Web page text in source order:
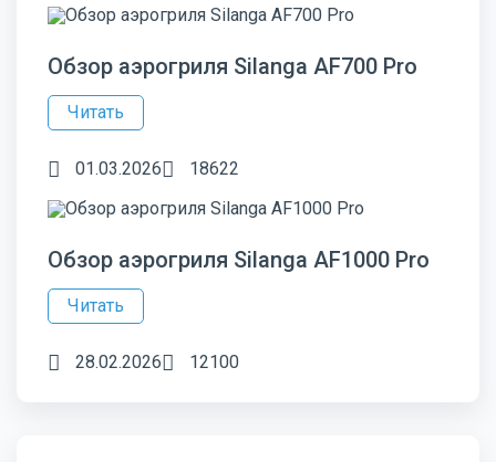
Обзор аэрогриля Silanga AF700 Pro
Читать
01.03.2026 18622
Обзор аэрогриля Silanga AF1000 Pro
Читать
28.02.2026 12100